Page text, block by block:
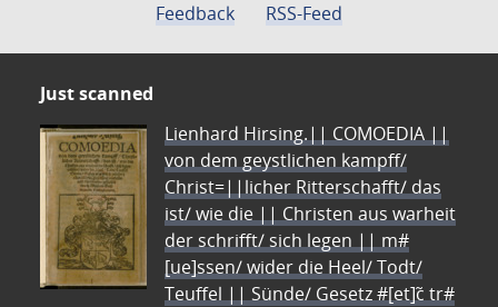
Feedback
RSS-Feed
Just scanned
Lienhard Hirsing.|| COMOEDIA ||
von dem geystlichen kampff/
Christ=||licher Ritterschafft/ das
ist/ wie die || Christen aus warheit
der schrifft/ sich legen || m#
[ue]ssen/ wider die Heel/ Todt/
Teuffel || Sünde/ Gesetz #[et]c̃ tr#